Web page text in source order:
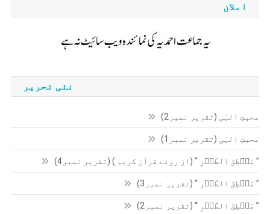
اعلان
نئی تحریر
محبتِ الہٰی (تقریر نمبر2)
محبتِ الہٰی (تقریر نمبر1)
” مَنۡطِقَ الطَّیۡرِ “ (از روئے قرآن کریم ) (تقریر نمبر4)
” مَنۡطِقَ الطَّیۡرِ “ (تقریر نمبر3)
” مَنۡطِقَ الطَّیۡرِ “ (تقریر نمبر2)